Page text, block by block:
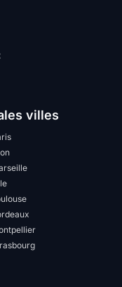
des parties
partir du
villes